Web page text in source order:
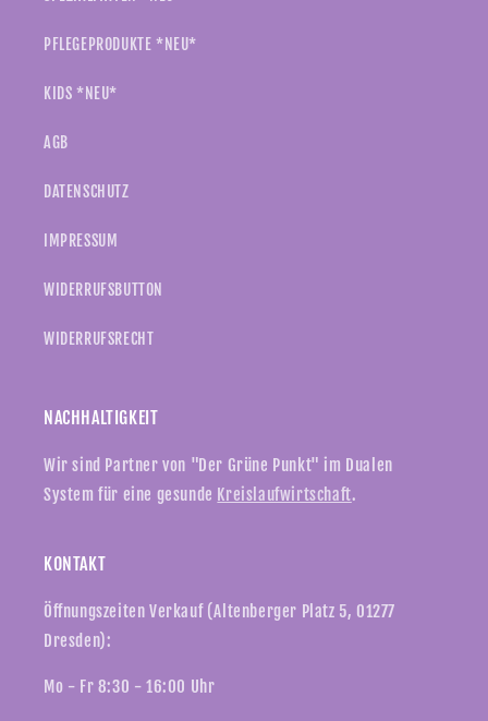
PFLEGEPRODUKTE *NEU*
KIDS *NEU*
AGB
DATENSCHUTZ
IMPRESSUM
WIDERRUFSBUTTON
WIDERRUFSRECHT
NACHHALTIGKEIT
Wir sind Partner von "Der Grüne Punkt" im Dualen
System für eine gesunde Kreislaufwirtschaft.
KONTAKT
Öffnungszeiten Verkauf (Altenberger Platz 5, 01277
Dresden):
Mo - Fr 8:30 - 16:00 Uhr